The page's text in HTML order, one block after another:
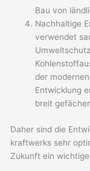
Bau von
Nachhaltige
verwendet
der
Entwicklung
breit
Daher sind die
kraftwerks sehr
Zukunft ein